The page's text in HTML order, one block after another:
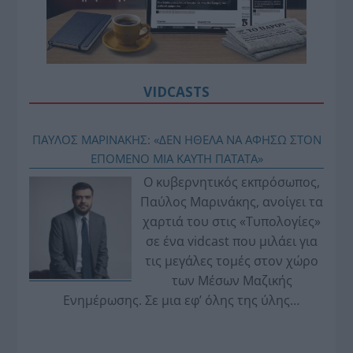
VIDCASTS
ΠΑΥΛΟΣ ΜΑΡΙΝΑΚΗΣ: «ΔΕΝ ΗΘΕΛΑ ΝΑ ΑΦΗΣΩ ΣΤΟΝ
ΕΠΟΜΕΝΟ ΜΙΑ ΚΑΥΤΗ ΠΑΤΑΤΑ»
Ο κυβερνητικός εκπρόσωπος,
Παύλος Μαρινάκης, ανοίγει τα
χαρτιά του στις «Τυπολογίες»
σε ένα vidcast που μιλάει για
τις μεγάλες τομές στον χώρο
των Μέσων Μαζικής
Ενημέρωσης. Σε μια εφ’ όλης της ύλης